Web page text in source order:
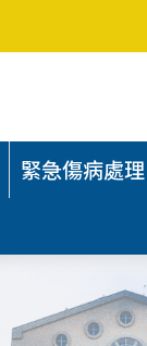
緊急傷病處理